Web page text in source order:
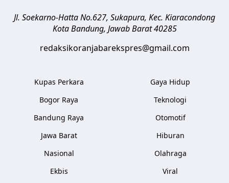
Jl. Soekarno-Hatta No.627, Sukapura, Kec. Kiaracondong
Kota Bandung, Jawab Barat 40285
redaksikoranjabarekspres@gmail.com
Kupas Perkara
Bogor Raya
Bandung Raya
Jawa Barat
Nasional
Ekbis
Gaya Hidup
Teknologi
Otomotif
Hiburan
Olahraga
Viral